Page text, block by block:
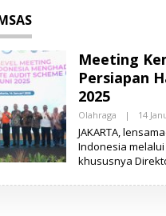
Meeting
Persiapan
2025
Olahraga | 14
JAKARTA,
Indonesia
khususnya